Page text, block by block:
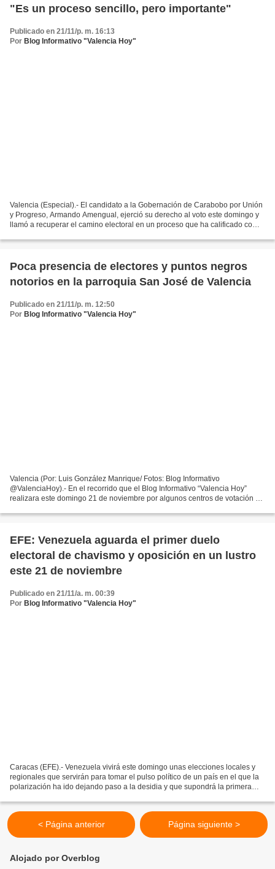
"Es un proceso sencillo, pero importante"
Publicado en 21/11/p. m. 16:13
Por Blog Informativo "Valencia Hoy"
Valencia (Especial).- El candidato a la Gobernación de Carabobo por Unión
y Progreso, Armando Amengual, ejerció su derecho al voto este domingo y
llamó a recuperar el camino electoral en un proceso que ha calificado como
Poca presencia de electores y puntos negros
notorios en la parroquia San José de Valencia
Publicado en 21/11/p. m. 12:50
Por Blog Informativo "Valencia Hoy"
Valencia (Por: Luis González Manrique/ Fotos: Blog Informativo
@ValenciaHoy).- En el recorrido que el Blog Informativo “Valencia Hoy”
realizara este domingo 21 de noviembre por algunos centros de votación de
EFE: Venezuela aguarda el primer duelo
electoral de chavismo y oposición en un lustro
este 21 de noviembre
Publicado en 21/11/a. m. 00:39
Por Blog Informativo "Valencia Hoy"
Caracas (EFE).- Venezuela vivirá este domingo unas elecciones locales y
regionales que servirán para tomar el pulso político de un país en el que la
polarización ha ido dejando paso a la desidia y que supondrá la primera
< Página anterior Página siguiente >
Alojado por Overblog